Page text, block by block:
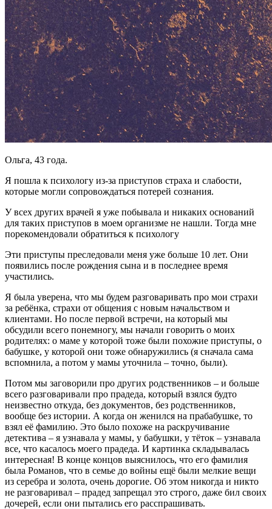
Ольга, 43 года.
Я пошла к психологу из-за приступов страха и слабости,
которые могли сопровождаться потерей сознания.
У всех других врачей я уже побывала и никаких оснований
для таких приступов в моем организме не нашли. Тогда мне
порекомендовали обратиться к психологу
Эти приступы преследовали меня уже больше 10 лет. Они
появились после рождения сына и в последнее время
участились.
Я была уверена, что мы будем разговаривать про мои страхи
за ребёнка, страхи от общения с новым начальством и
клиентами. Но после первой встречи, на который мы
обсудили всего понемногу, мы начали говорить о моих
родителях: о маме у которой тоже были похожие приступы, о
бабушке, у которой они тоже обнаружились (я сначала сама
вспомнила, а потом у мамы уточнила – точно, были).
Потом мы заговорили про других родственников – и больше
всего разговаривали про прадеда, который взялся будто
неизвестно откуда, без документов, без родственников,
вообще без истории. А когда он женился на прабабушке, то
взял её фамилию. Это было похоже на раскручивание
детектива – я узнавала у мамы, у бабушки, у тёток – узнавала
все, что касалось моего прадеда. И картинка складывалась
интересная! В конце концов выяснилось, что его фамилия
была Романов, что в семье до войны ещё были мелкие вещи
из серебра и золота, очень дорогие. Об этом никогда и никто
не разговаривал – прадед запрещал это строго, даже бил своих
дочерей, если они пытались его расспрашивать.